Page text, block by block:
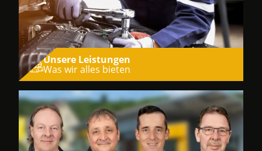
Unsere Leistungen
Was wir alles bieten